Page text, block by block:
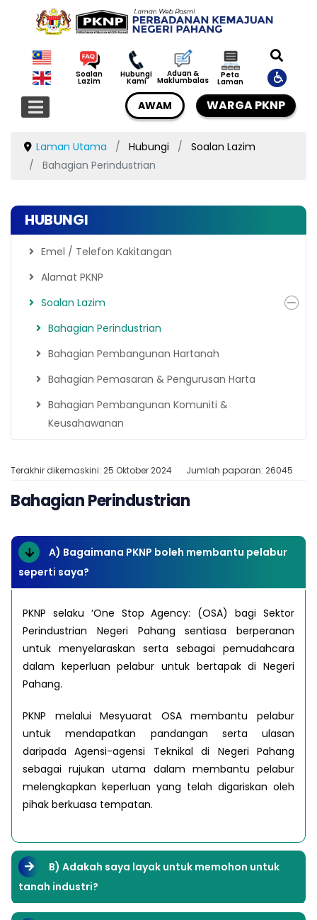
Soalan
Lazim
Hubungi
Kami
Aduan &
Maklumbalas
Peta
Laman
AWAM WARGA PKNP
Laman Utama Hubungi
Soalan Lazim
Bahagian Perindustrian
HUBUNGI
Emel / Telefon Kakitangan
Alamat PKNP
Soalan Lazim
Bahagian Perindustrian
Bahagian Pembangunan Hartanah
Bahagian Pemasaran & Pengurusan Harta
Bahagian Pembangunan Komuniti &
Keusahawanan
Terakhir dikemaskini: 25 Oktober 2024 Jumlah paparan: 26045
Bahagian Perindustrian
A) Bagaimana PKNP boleh membantu pelabur
seperti saya?
PKNP selaku ‘One Stop Agency: (OSA) bagi Sektor
Perindustrian Negeri Pahang sentiasa berperanan
untuk menyelaraskan serta sebagai pemudahcara
dalam keperluan pelabur untuk bertapak di Negeri
Pahang.
PKNP melalui Mesyuarat OSA membantu pelabur
untuk mendapatkan pandangan serta ulasan
daripada Agensi-agensi Teknikal di Negeri Pahang
sebagai rujukan utama dalam membantu pelabur
melengkapkan keperluan yang telah digariskan oleh
pihak berkuasa tempatan.
B) Adakah saya layak untuk memohon untuk
tanah industri?